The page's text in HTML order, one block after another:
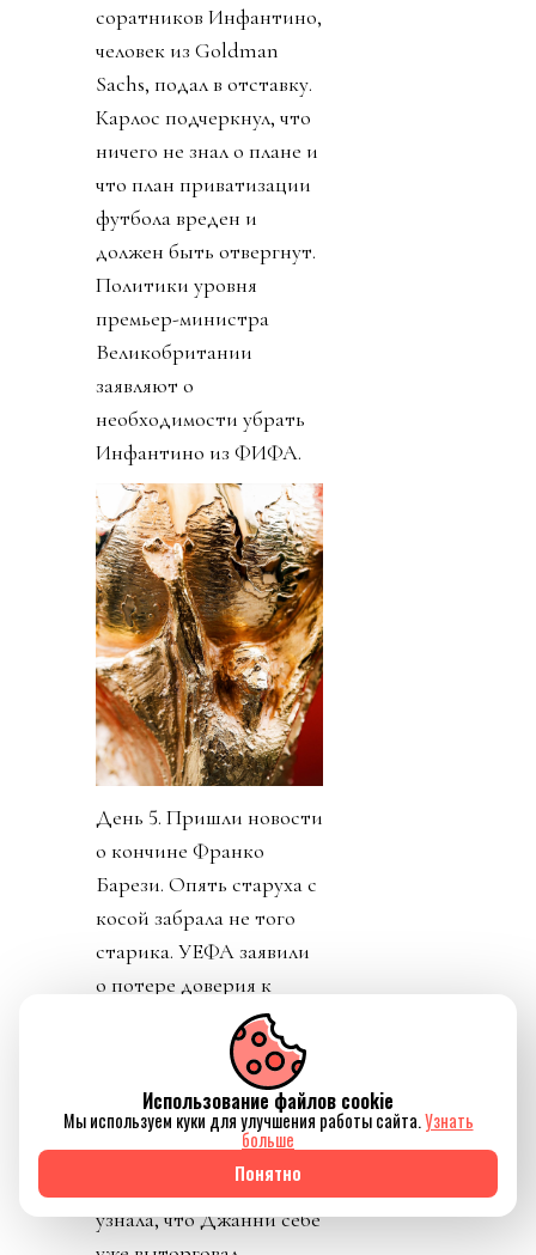
соратников Инфантино,
человек из Goldman
Sachs, подал в отставку.
Карлос подчеркнул, что
ничего не знал о плане и
что план приватизации
футбола вреден и
должен быть отвергнут.
Политики уровня
премьер-министра
Великобритании
заявляют о
необходимости убрать
Инфантино из ФИФА.
День 5. Пришли новости
о кончине Франко
Барези. Опять старуха с
косой забрала не того
старика. УЕФА заявили
о потере доверия к
Инфантино. Как
говорится, Борман
понял, что проиграл. На
пятый день Инфантино
заявил, что план
отменяется. Пресса
узнала, что Джанни себе
Использование файлов cookie
Мы используем куки для улучшения работы сайта.Узнать
больше
Понятно